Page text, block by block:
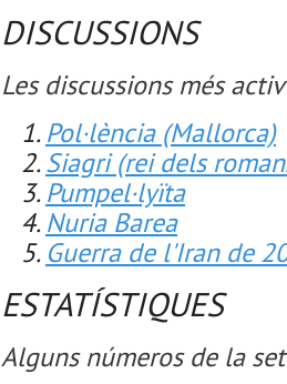
DISCUSSIONS
Les discussions més
Pol·lència (Mallorca)
Siagri (rei dels
Pumpel·lyïta
Nuria Barea
Guerra de l'Iran de
ESTATÍSTIQUES
Alguns números de la